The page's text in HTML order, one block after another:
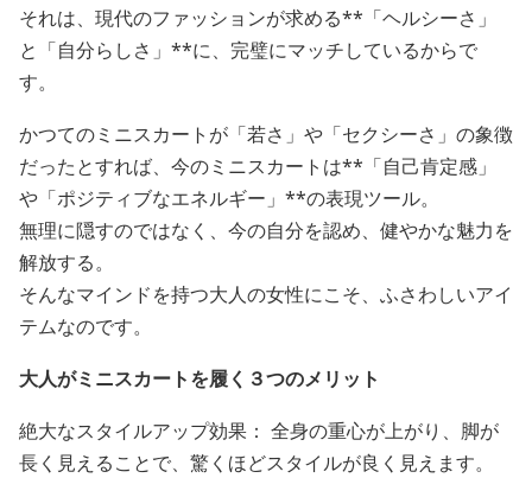
それは、現代のファッションが求める**「ヘルシーさ」
と「自分らしさ」**に、完璧にマッチしているからで
す。
かつてのミニスカートが「若さ」や「セクシーさ」の象徴
だったとすれば、今のミニスカートは**「自己肯定感」
や「ポジティブなエネルギー」**の表現ツール。
無理に隠すのではなく、今の自分を認め、健やかな魅力を
解放する。
そんなマインドを持つ大人の女性にこそ、ふさわしいアイ
テムなのです。
大人がミニスカートを履く３つのメリット
絶大なスタイルアップ効果： 全身の重心が上がり、脚が
長く見えることで、驚くほどスタイルが良く見えます。